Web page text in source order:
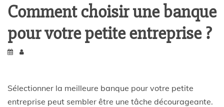
Comment choisir une banque
pour votre petite entreprise ?
Sélectionner la meilleure banque pour votre petite
entreprise peut sembler être une tâche décourageante.